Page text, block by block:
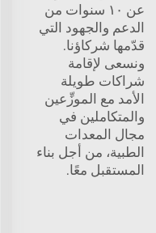
عن ١٠ سنوات من
الدعم والجهود التي
قدّمها شركاؤنا.
ونسعى لإقامة
شراكات طويلة
الأمد مع الموزِّعين
والمتكاملين في
مجال المعدات
الطبية، من أجل بناء
المستقبل معًا.